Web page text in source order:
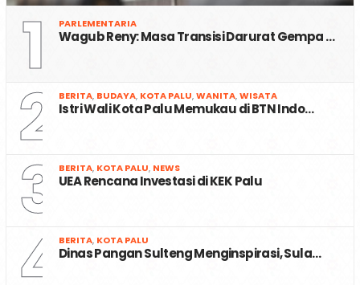
1 PARLEMENTARIA
Wagub Reny: Masa Transisi Darurat Gempa …
2 BERITA, BUDAYA, KOTA PALU,WANITA,WISATA
Istri Wali Kota Palu Memukau di BTN Indo…
3 BERITA, KOTA PALU, NEWS
UEA Rencana Investasi di KEK Palu
4 BERITA, KOTA PALU
Dinas Pangan Sulteng Menginspirasi, Sula…